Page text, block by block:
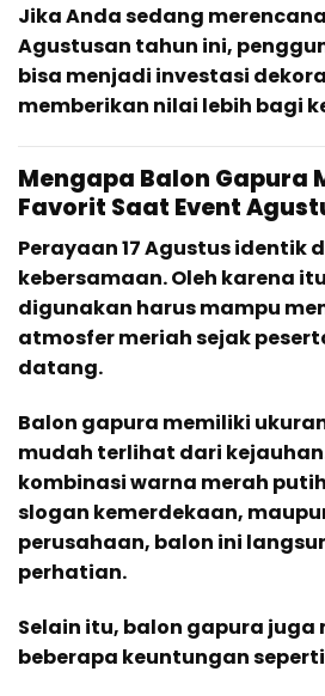
Jika Anda sedang
Agustusan tahun ini,
bisa menjadi investasi
memberikan nilai lebih bagi
Mengapa Balon Gapura
Favorit Saat Event
Perayaan 17 Agustus identik
kebersamaan. Oleh karena
digunakan harus mampu
atmosfer meriah sejak
datang.
Balon gapura memiliki
mudah terlihat dari
kombinasi warna merah
slogan kemerdekaan,
perusahaan, balon ini
perhatian.
Selain itu, balon gapura juga
beberapa keuntungan